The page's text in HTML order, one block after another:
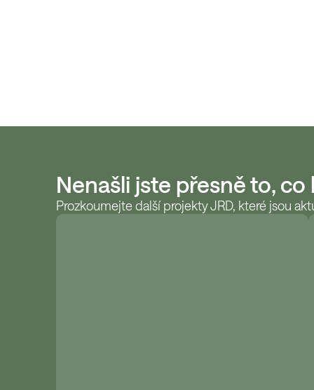
Nenašli jste přesně to, co
Prozkoumejte další projekty JRD, které jsou